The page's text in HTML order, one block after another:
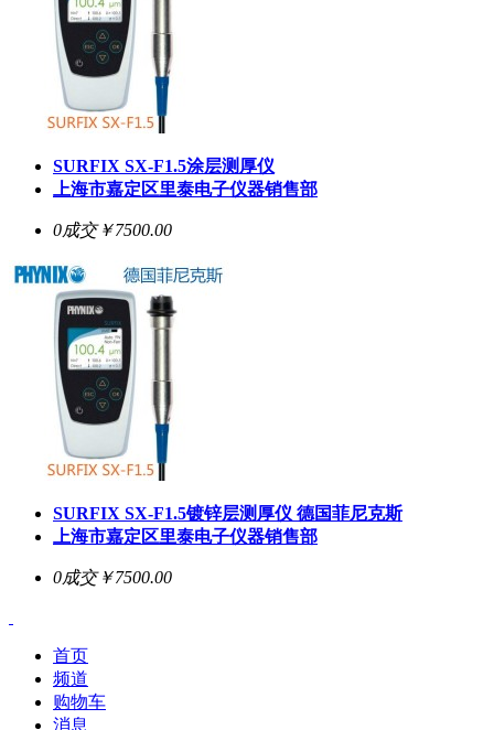
SURFIX SX-F1.5涂层测厚仪
上海市嘉定区里泰电子仪器销售部
0成交￥7500.00
SURFIX SX-F1.5镀锌层测厚仪 德国菲尼克斯
上海市嘉定区里泰电子仪器销售部
0成交￥7500.00
首页
频道
购物车
消息